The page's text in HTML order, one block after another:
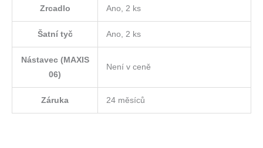
Zrcadlo Ano, 2 ks
Šatní tyč Ano, 2 ks
Nástavec (MAXIS
06)
Není v ceně
Záruka 24 měsíců